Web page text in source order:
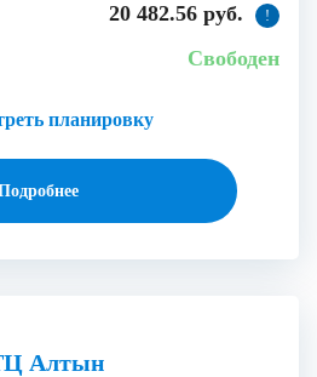
20 482.56 руб. !
планировку
Свободен
Алтын